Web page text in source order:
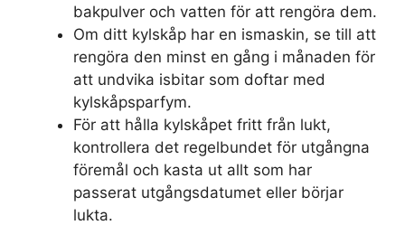
bakpulver och vatten för att rengöra dem.
Om ditt kylskåp har en ismaskin, se till att
rengöra den minst en gång i månaden för
att undvika isbitar som doftar med
kylskåpsparfym.
För att hålla kylskåpet fritt från lukt,
kontrollera det regelbundet för utgångna
föremål och kasta ut allt som har
passerat utgångsdatumet eller börjar
lukta.